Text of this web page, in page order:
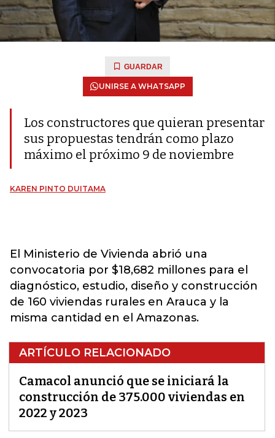
GUARDAR
UNIRSE A WHATSAPP
Los constructores que quieran presentar
sus propuestas tendrán como plazo
máximo el próximo 9 de noviembre
KAREN PINTO DUITAMA
El Ministerio de Vivienda abrió una
convocatoria por $18,682 millones para el
diagnóstico, estudio, diseño y construcción
de 160 viviendas rurales en Arauca y la
misma cantidad en el Amazonas.
ARTÍCULO RELACIONADO
Camacol anunció que se iniciará la
construcción de 375.000 viviendas en
2022 y 2023